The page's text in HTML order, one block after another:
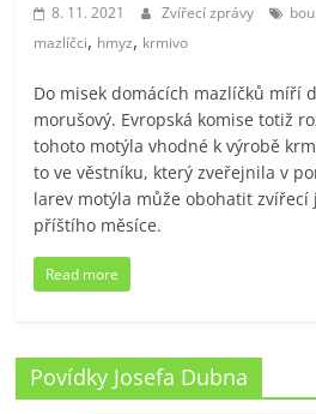
8. 11. 2021 Zvířecí zprávy
mazlíčci, hmyz, krmivo
Do misek domácích mazlíčků míří
morušový. Evropská komise totiž
tohoto motýla vhodné k výrobě
to ve věstníku, který zveřejnila v
larev motýla může obohatit zvířecí
příštího měsíce.
Read more
Povídky Josefa Dubna